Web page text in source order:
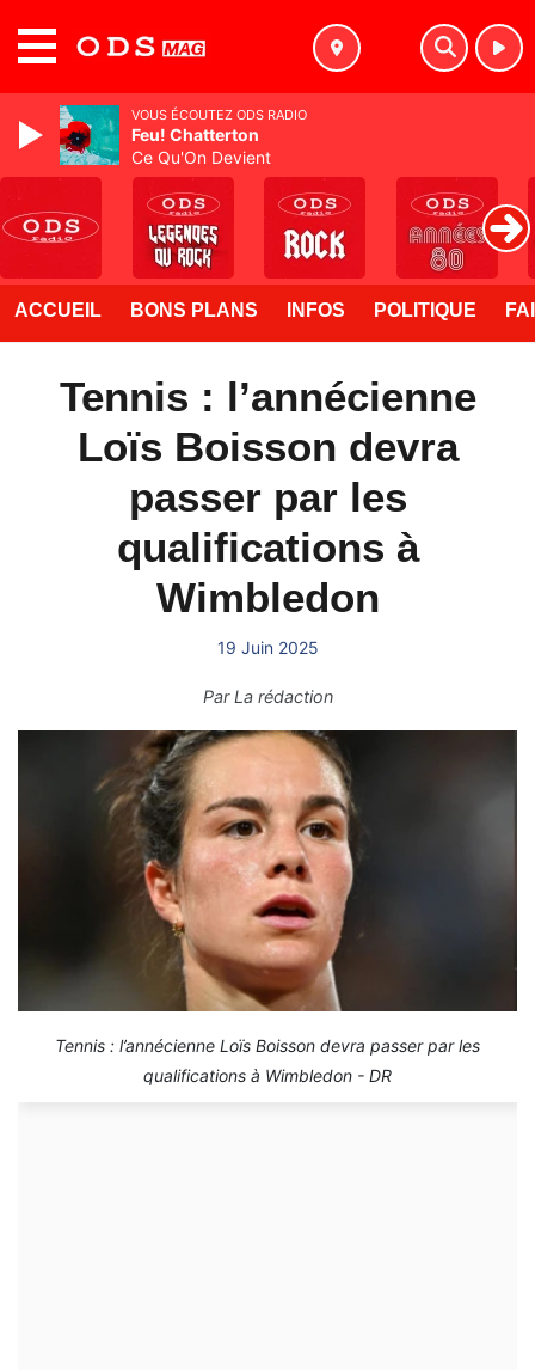
ACCUEIL BONS PLANS INFOS POLITIQUE
Tennis : l’annécienne
Loïs Boisson devra
passer par les
qualifications à
Wimbledon
19 Juin 2025
ParLa rédaction
Tennis : l’annécienne Loïs Boisson devra passer par les
qualifications à Wimbledon - DR
VOUS ÉCOUTEZ ODS RADIO
Feu! Chatterton
Ce Qu'On Devient